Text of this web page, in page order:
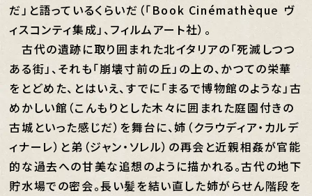
だ」と語っているくらいだ（「Book Cinémathèque ヴ
ィスコンティ集成」、フィルムアート社）。
古代の遺跡に取り囲まれた北イタリアの「死滅しつつ
ある街」、それも「崩壊寸前の丘」の上の、かつての栄華
をとどめた、とはいえ、すでに「まるで博物館のような」古
めかしい館（こんもりとした木々に囲まれた庭園付きの
古城といった感じだ）を舞台に、姉（クラウディア・カルデ
ィナーレ）と弟（ジャン・ソレル）の再会と近親相姦が官能
的な過去への甘美な追想のように描かれる。古代の地下
貯水場での密会。長い髪を結い直した姉がらせん階段を